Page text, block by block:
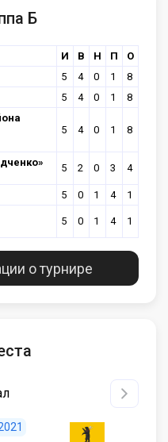
Б
И В Н П
О
5 4 0 1
8
5 4 0 1 8
5 4 0 1 8
5 2 0 3 4
5 0 1 4 1
5 0 1 4 1
о турнире